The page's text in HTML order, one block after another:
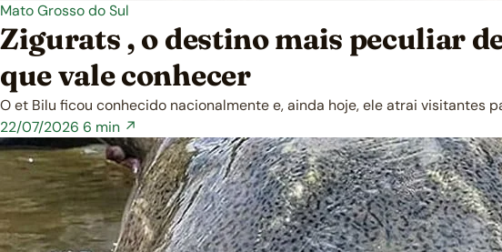
Mato Grosso do Sul
Zigurats , o destino mais peculiar
que vale conhecer
O et Bilu ficou conhecido nacionalmente e, ainda hoje, ele atrai visitantes
22/07/2026 6 min ↗